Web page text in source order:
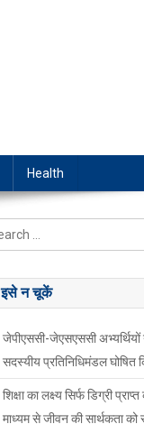
Health
इसे न चूकें
जेपीएससी-जेएसएससी अभ्यर्थियों
सदस्यीय प्रतिनिधिमंडल घोषित
शिक्षा का लक्ष्य सिर्फ डिग्री
माध्यम से जीवन की सार्थकता को